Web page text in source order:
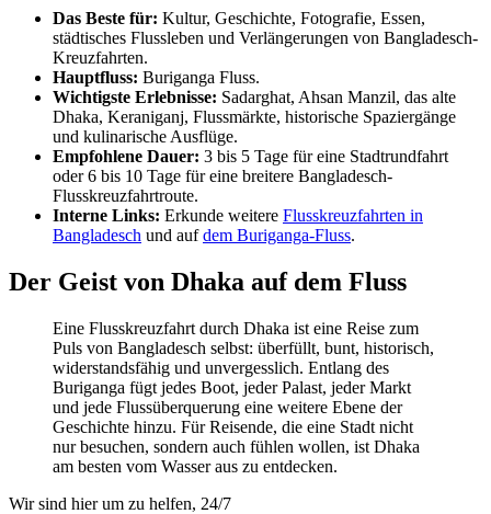
Das Beste für: Kultur, Geschichte, Fotografie, Essen,
städtisches Flussleben und Verlängerungen von Bangladesch-
Kreuzfahrten.
Hauptfluss: Buriganga Fluss.
Wichtigste Erlebnisse: Sadarghat, Ahsan Manzil, das alte
Dhaka, Keraniganj, Flussmärkte, historische Spaziergänge
und kulinarische Ausflüge.
Empfohlene Dauer: 3 bis 5 Tage für eine Stadtrundfahrt
oder 6 bis 10 Tage für eine breitere Bangladesch-
Flusskreuzfahrtroute.
Interne Links: Erkunde weitere Flusskreuzfahrten in
Bangladesch und aufdem Buriganga-Fluss.
Der Geist von Dhaka auf dem Fluss
Eine Flusskreuzfahrt durch Dhaka ist eine Reise zum
Puls von Bangladesch selbst: überfüllt, bunt, historisch,
widerstandsfähig und unvergesslich. Entlang des
Buriganga fügt jedes Boot, jeder Palast, jeder Markt
und jede Flussüberquerung eine weitere Ebene der
Geschichte hinzu. Für Reisende, die eine Stadt nicht
nur besuchen, sondern auch fühlen wollen, ist Dhaka
am besten vom Wasser aus zu entdecken.
Wir sind hier um zu helfen, 24/7